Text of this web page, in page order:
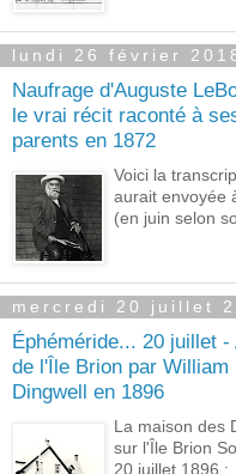
lundi 26 février
Naufrage d'Auguste
le vrai récit raconté à
parents en 1872
Voici la
aurait envoyée
(en juin selon
mercredi 20 juillet
Éphéméride... 20 juillet -
de l'Île Brion par William
Dingwell en 1896
La maison des
sur l'Île Brion
20 juillet 1896 :